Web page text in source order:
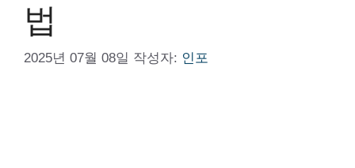
법
2025년 07월 08일 작성자: 인포